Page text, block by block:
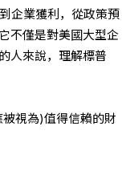
企業獲利，從政策預
不僅是對美國大型企
人來說，理解標普
視為)值得信賴的財